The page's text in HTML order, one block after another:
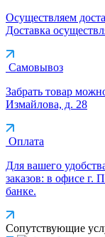
Осуществляем
Доставка
Самовывоз
Забрать товар
Измайлова, д. 28
Оплата
Для вашего
заказов: в офисе г.
банке.
Сопутствующие